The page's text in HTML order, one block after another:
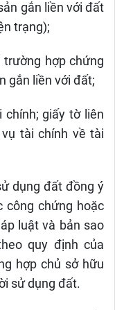
gắn liền với đất
trạng);
trường hợp chứng
gắn liền với đất;
giấy tờ liên
tài chính về tài
dụng đất đồng ý
công chứng hoặc
luật và bản sao
quy định của
hợp chủ sở hữu
sử dụng đất.